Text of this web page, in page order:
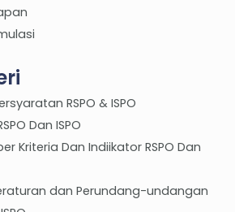
RSPO & ISPO
Dan ISPO
Kriteria Dan Indiikator RSPO Dan
dan Perundang-undangan